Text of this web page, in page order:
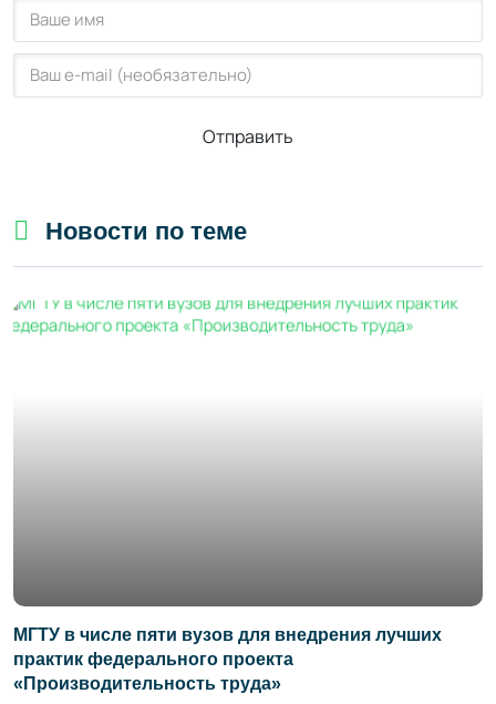
Отправить
Новости по теме
МГТУ в числе пяти вузов для внедрения лучших
практик федерального проекта
«Производительность труда»